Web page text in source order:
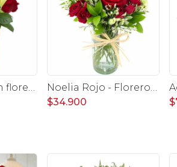
Calas y rosas en florero - arreglo calas y rosas rojo
Noelia Rojo - Florero pequeño con Rosas, mini rosas, mini claveles y limonium
$34.900